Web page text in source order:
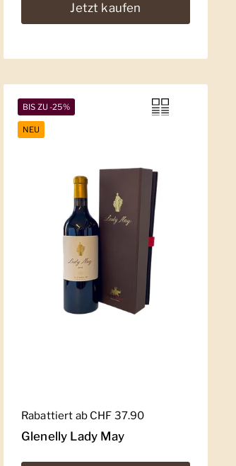
Jetzt kaufen
Regulärer Preis
Rabattiert ab CHF 37.90
Glenelly Lady May
BIS ZU -25%
NEU